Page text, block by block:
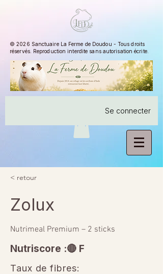
© 2026 Sanctuaire La Ferme de Doudou - Tous droits
réservés. Reproduction interdite sans autorisation écrite.
Se connecter
< retour
Zolux
Nutrimeal Premium – 2 sticks
Nutriscore :🔴 F
Taux de fibres: